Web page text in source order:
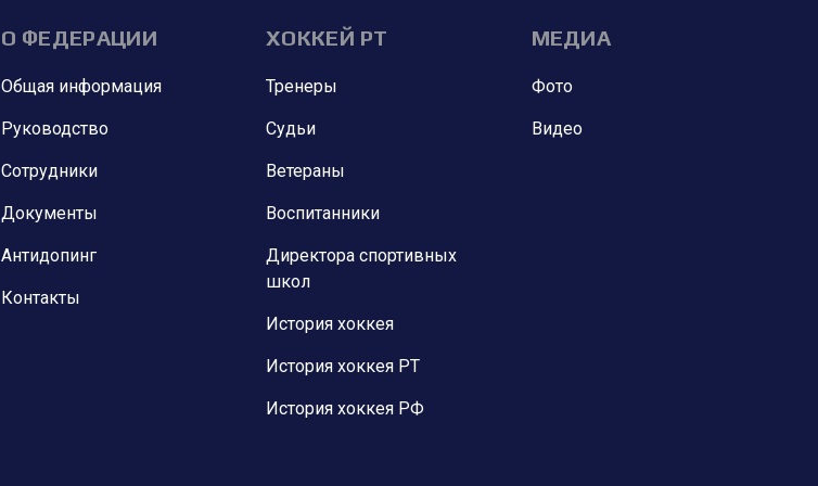
О ФЕДЕРАЦИИ
Общая информация
Руководство
Сотрудники
Документы
Антидопинг
Контакты
ХОККЕЙ РТ
Тренеры
Судьи
Ветераны
Воспитанники
Директора спортивных
школ
История хоккея
История хоккея РТ
История хоккея РФ
МЕДИА
Фото
Видео